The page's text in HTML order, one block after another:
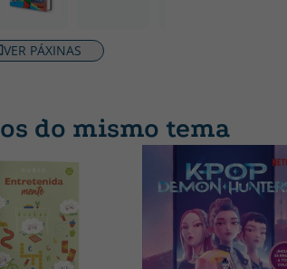
VER PÁXINAS
do mismo tema